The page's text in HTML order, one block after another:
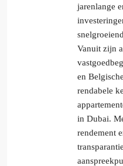
jarenlange
Vanuit zijn
en
rendabele
in Dubai.
rendement